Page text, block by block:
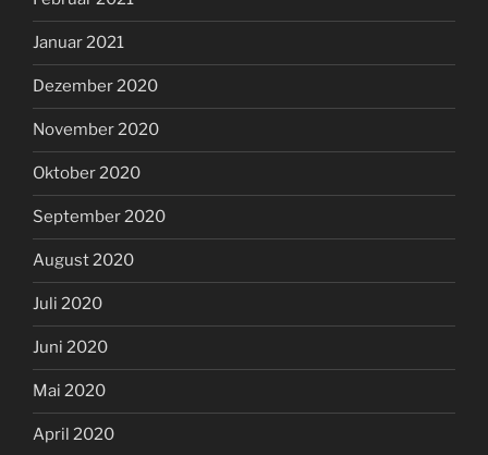
Januar 2021
Dezember 2020
November 2020
Oktober 2020
September 2020
August 2020
Juli 2020
Juni 2020
Mai 2020
April 2020